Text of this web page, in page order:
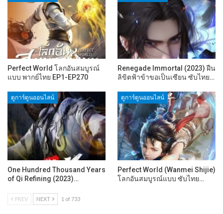
Perfect World โลกอันสมบูรณ์
แบบ พากย์ไทย EP1-EP270
Renegade Immortal (2023) ฝืน
ลิขิตฟ้าข้าขอเป็นเซียน ซับไทย…
ดูการ์ตูนออนไลน์
One Hundred Thousand Years
of Qi Refining (2023)…
ดูการ์ตูนออนไลน์
Perfect World (Wanmei Shijie)
โลกอันสมบูรณ์แบบ ซับไทย…
PREV NEXT 1 of 733